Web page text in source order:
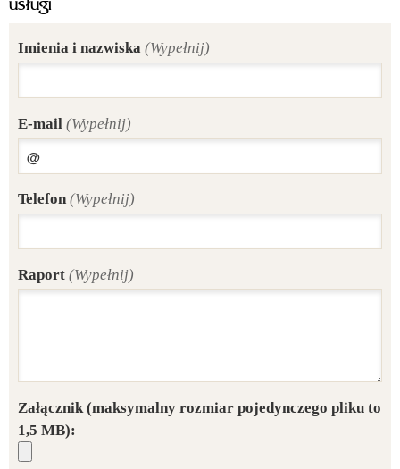
usługi
Imienia i nazwiska (Wypełnij)
E-mail (Wypełnij)
Telefon (Wypełnij)
Raport (Wypełnij)
Załącznik(maksymalny rozmiar pojedynczego pliku to
1,5 MB):